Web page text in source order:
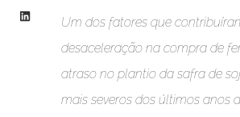
Um dos fatores que
desaceleração na compra de
atraso no plantio da safra de
mais severos dos últimos anos